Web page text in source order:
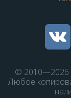
© 2010—2026
Любое